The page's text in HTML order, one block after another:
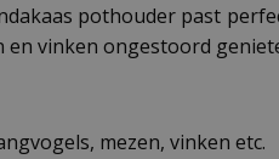
pothouder past
en vinken ongestoord
mezen, vinken etc.